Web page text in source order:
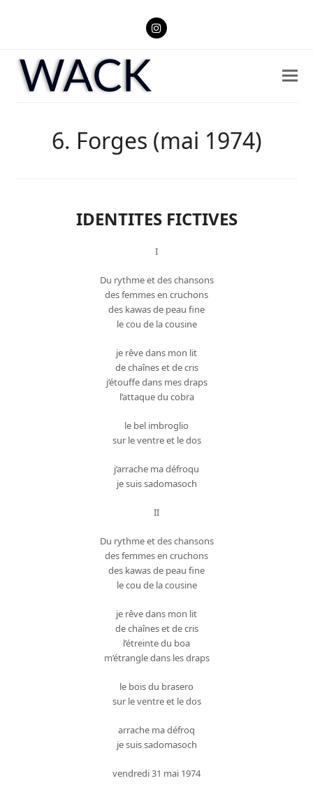
Instagram
6. Forges (mai 1974)
IDENTITES FICTIVES
I
Du rythme et des chansons
des femmes en cruchons
des kawas de peau fine
le cou de la cousine
je rêve dans mon lit
de chaînes et de cris
j’étouffe dans mes draps
l’attaque du cobra
le bel imbroglio
sur le ventre et le dos
j’arrache ma défroqu
je suis sadomasoch
II
Du rythme et des chansons
des femmes en cruchons
des kawas de peau fine
le cou de la cousine
je rêve dans mon lit
de chaînes et de cris
l’étreinte du boa
m’étrangle dans les draps
le bois du brasero
sur le ventre et le dos
arrache ma défroq
je suis sadomasoch
vendredi 31 mai 1974